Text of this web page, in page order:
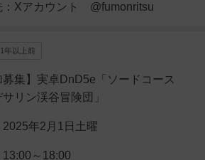
：Xアカウント @fumonritsu
1年以上前
募集】実卓DnD5e「ソードコース
サリン渓谷冒険団」
2025年2月1日土曜
13:00～18:00